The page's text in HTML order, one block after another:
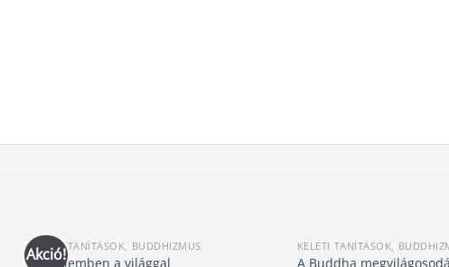
Akció!
KELETI TANÍTÁSOK, BUDDHIZMUS
Szerelemben a világgal
KELETI TANÍTÁSOK,
A Buddha